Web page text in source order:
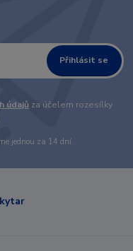
Přihlásit se
údajů za účelem rozesílky
jednou za 14 dní.